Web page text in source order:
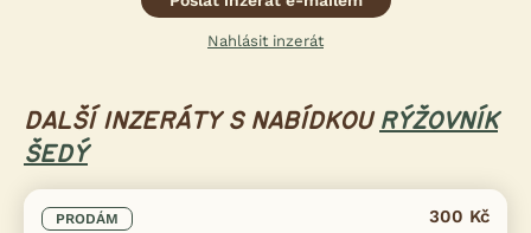
Nahlásit inzerát
DALŠÍ INZERÁTY S NABÍDKOU RÝŽOVNÍK
ŠEDÝ
PRODÁM 300 Kč